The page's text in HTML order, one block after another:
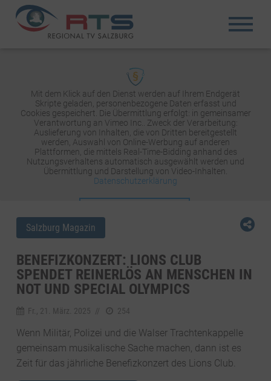
Mit dem Klick auf den Dienst werden auf Ihrem Endgerät
Skripte geladen, personenbezogene Daten erfasst und
Cookies gespeichert. Die Übermittlung erfolgt: in gemeinsamer
Verantwortung an Vimeo Inc.. Zweck der Verarbeitung:
Auslieferung von Inhalten, die von Dritten bereitgestellt
werden, Auswahl von Online-Werbung auf anderen
Plattformen, die mittels Real-Time-Bidding anhand des
Nutzungsverhaltens automatisch ausgewählt werden und
Übermittlung und Darstellung von Video-Inhalten.
Datenschutzerklärung
Salzburg Magazin
BENEFIZKONZERT: LIONS CLUB
SPENDET REINERLÖS AN MENSCHEN IN
NOT UND SPECIAL OLYMPICS
Fr., 21. März. 2025 254
Wenn Militär, Polizei und die Walser Trachtenkappelle
gemeinsam musikalische Sache machen, dann ist es
Zeit für das jährliche Benefizkonzert des Lions Club.